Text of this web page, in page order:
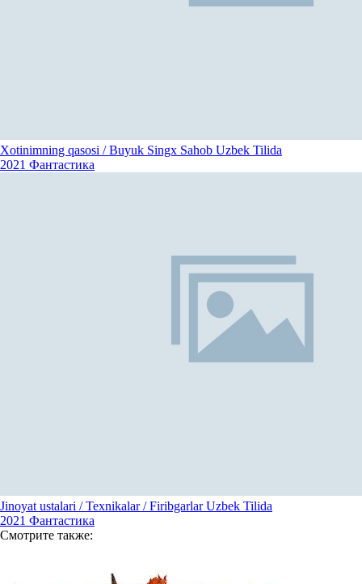
Xotinimning qasosi / Buyuk Singx Sahob Uzbek Tilida
2021 Фантастика
Jinoyat ustalari / Texnikalar / Firibgarlar Uzbek Tilida
2021 Фантастика
Смотрите также: